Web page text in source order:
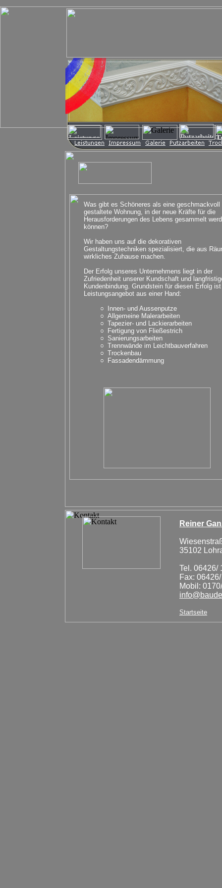
Reiner
35102
Tel. 06426/
Fax:
Mobil:
Startseite
Was gibt es Schöneres als eine geschmackvoll
gestaltete Wohnung, in der neue Kräfte für die
Herausforderungen des Lebens gesammelt
können?
Wir haben uns auf die dekorativen
Gestaltungstechniken spezialisiert, die aus
wirkliches Zuhause machen.
Der Erfolg unseres Unternehmens liegt in der
Zufriedenheit unserer Kundschaft und
Kundenbindung. Grundstein für diesen Erfolg
Leistungsangebot aus einer Hand:
○
Innen- und Aussenputze
○ Allgemeine Malerarbeiten
○ Tapezier- und Lackierarbeiten
○
Fertigung von Fließestrich
○ Sanierungsarbeiten
○ Trennwände im Leichtbauverfahren
○ Trockenbau
○
Fassadendämmung